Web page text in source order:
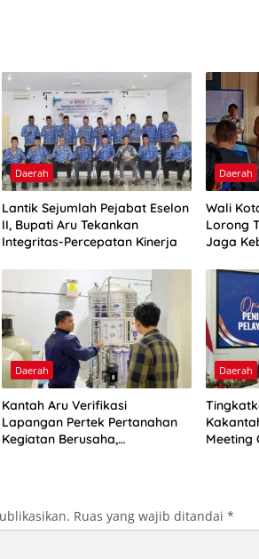
Daerah
Lantik Sejumlah Pejabat Eselon
II, Bupati Aru Tekankan
Integritas-Percepatan Kinerja
Daerah
Wali
Lorong
Jaga
Daerah
Kantah Aru Verifikasi
Lapangan Pertek Pertanahan
Kegiatan Berusaha,
Daerah
Meeting
Ruas yang wajib ditandai *